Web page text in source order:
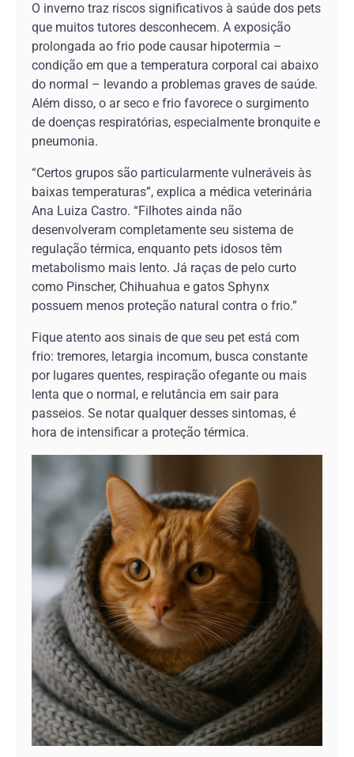
O inverno traz riscos significativos à saúde dos pets
que muitos tutores desconhecem. A exposição
prolongada ao frio pode causar hipotermia –
condição em que a temperatura corporal cai abaixo
do normal – levando a problemas graves de saúde.
Além disso, o ar seco e frio favorece o surgimento
de doenças respiratórias, especialmente bronquite e
pneumonia.
“Certos grupos são particularmente vulneráveis às
baixas temperaturas”, explica a médica veterinária
Ana Luiza Castro. “Filhotes ainda não
desenvolveram completamente seu sistema de
regulação térmica, enquanto pets idosos têm
metabolismo mais lento. Já raças de pelo curto
como Pinscher, Chihuahua e gatos Sphynx
possuem menos proteção natural contra o frio.”
Fique atento aos sinais de que seu pet está com
frio: tremores, letargia incomum, busca constante
por lugares quentes, respiração ofegante ou mais
lenta que o normal, e relutância em sair para
passeios. Se notar qualquer desses sintomas, é
hora de intensificar a proteção térmica.